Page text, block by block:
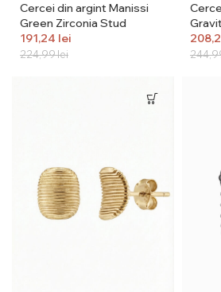
Cercei din argint Manissi
Green Zirconia Stud
224,99lei
191,24 lei